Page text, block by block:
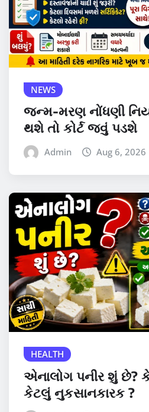
NEWS
જન્મ-મરણ નોંધણી
થશે તો કોર્ટ જવું પડશે
Admin Aug 6, 2026
HEALTH
એનાલોગ પનીર શું છે?
કેટલું નુકસાનકારક ?